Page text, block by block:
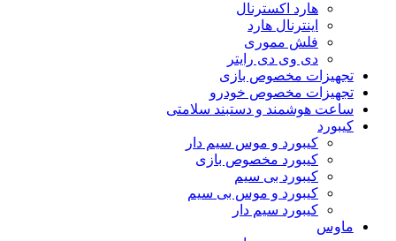
هارد اکسترنال
اینترنال هارد
فلش مموری
دی وی دی رایتر
تجهیزات مخصوص بازی
تجهیزات مخصوص خودرو
ساعت هوشمند و دستبند سلامتی
کیبورد
کیبورد و موس سیم دار
کیبورد مخصوص بازی
کیبورد بی سیم
کیبورد و موس بی سیم
کیبورد سیم دار
ماوس